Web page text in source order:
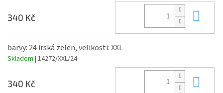
340 Kč
barvy: 24 irská zelen, velikosti: XXL
Skladem | 14272/XXL/24
340 Kč